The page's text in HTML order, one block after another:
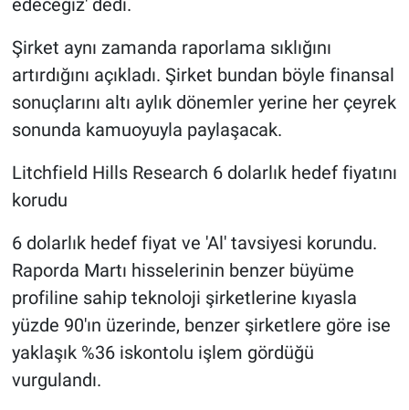
Şirket aynı zamanda raporlama sıklığını
artırdığını açıkladı. Şirket bundan böyle finansal
sonuçlarını altı aylık dönemler yerine her çeyrek
sonunda kamuoyuyla paylaşacak.
Litchfield Hills Research 6 dolarlık hedef fiyatını
korudu
6 dolarlık hedef fiyat ve 'Al' tavsiyesi korundu.
Raporda Martı hisselerinin benzer büyüme
profiline sahip teknoloji şirketlerine kıyasla
yüzde 90'ın üzerinde, benzer şirketlere göre ise
yaklaşık %36 iskontolu işlem gördüğü
vurgulandı.